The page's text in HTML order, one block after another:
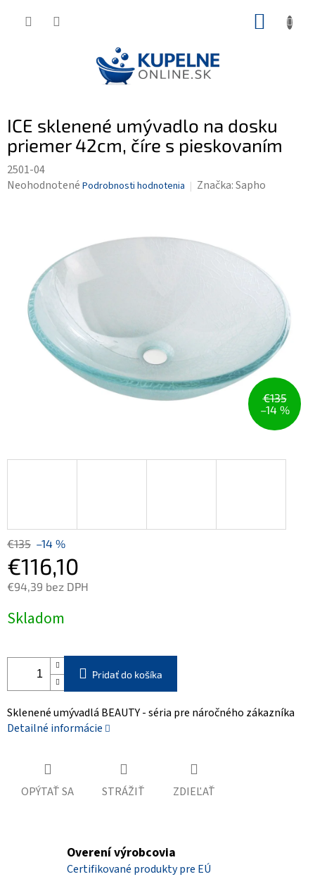
ICE sklenené umývadlo na dosku
priemer 42cm, číre s pieskovaním
2501-04
Priemerné
hviezdičiek.
Neohodnotené Podrobnosti hodnotenia Značka:Sapho
€135
–14 %
€135 –14 %
€116,10
€94,39 bez DPH
cena:
Skladom
Pridať do košíka
Sklenené umývadlá BEAUTY - séria pre náročného zákazníka
Detailné informácie
OPÝTAŤ SA STRÁŽIŤ ZDIEĽAŤ
Overení výrobcovia
Certifikované produkty pre EÚ